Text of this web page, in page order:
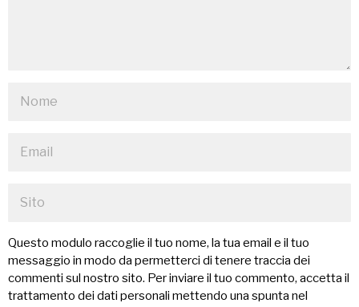
Questo modulo raccoglie il tuo nome, la tua email e il tuo
messaggio in modo da permetterci di tenere traccia dei
commenti sul nostro sito. Per inviare il tuo commento, accetta il
trattamento dei dati personali mettendo una spunta nel